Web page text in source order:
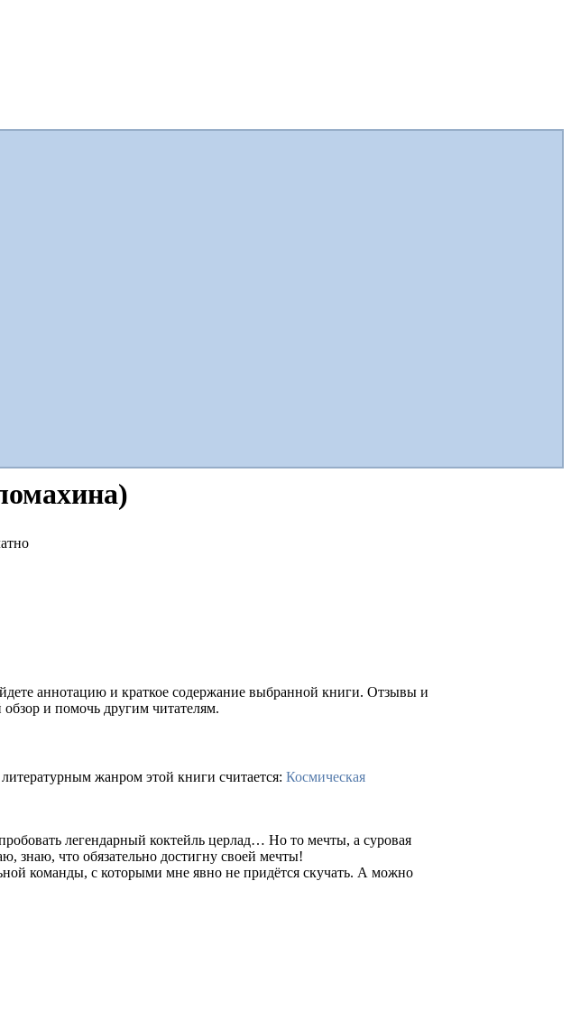
аннотацию и краткое содержание выбранной книги. Отзывы и
и помочь другим читателям.
жанром этой книги считается: Космическая
легендарный коктейль церлад… Но то мечты, а суровая
знаю, что обязательно достигну своей мечты!
команды, с которыми мне явно не придётся скучать. А можно